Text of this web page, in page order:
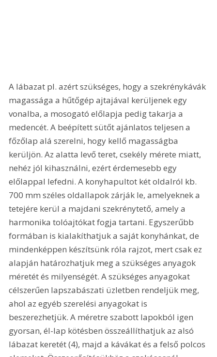
A lábazat pl. azért szükséges, hogy a szekrénykávák
magassága a hűtőgép ajtajával kerüljenek egy
vonalba, a mosogató előlapja pedig takarja a
medencét. A beépített sütőt ajánlatos teljesen a
főzőlap alá szerelni, hogy kellő magasságba
kerüljön. Az alatta levő teret, csekély mérete miatt,
nehéz jól kihasználni, ezért érdemesebb egy
előlappal lefedni. A konyhapultot két oldalról kb.
700 mm széles oldallapok zárják le, amelyeknek a
tetejére kerül a majdani szekrénytető, amely a
harmonika tolóajtókat fogja tartani. Egyszerűbb
formában is kialakíthatjuk a saját konyhánkat, de
mindenképpen készítsünk róla rajzot, mert csak ez
alapján határozhatjuk meg a szükséges anyagok
méretét és milyenségét. A szükséges anyagokat
célszerűen lapszabászati üzletben rendeljük meg,
ahol az egyéb szerelési anyagokat is
beszerezhetjük. A méretre szabott lapokból igen
gyorsan, él-lap kötésben összeállíthatjuk az alsó
lábazat keretét (4), majd a kávákat és a felső polcos